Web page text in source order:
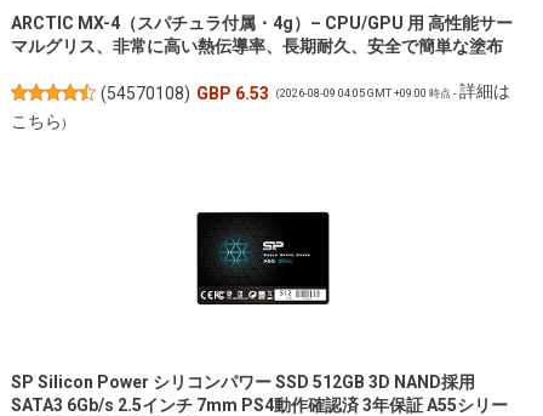
ARCTIC MX-4（スパチュラ付属・4g）– CPU/GPU 用 高性能サー
マルグリス、非常に高い熱伝導率、長期耐久、安全で簡単な塗布
(54570108) GBP 6.53 (2026-08-09 04:05 GMT +09:00 時点 -詳細は
こちら)
SP Silicon Power シリコンパワー SSD 512GB 3D NAND採用
SATA3 6Gb/s 2.5インチ 7mm PS4動作確認済 3年保証 A55シリー